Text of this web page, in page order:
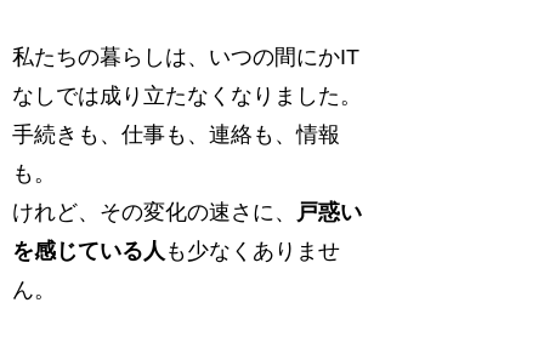
私たちの暮らしは、いつの間にかIT
なしでは成り立たなくなりました。
手続きも、仕事も、連絡も、情報
も。
けれど、その変化の速さに、 戸惑い
を感じている人 も少なくありませ
ん。